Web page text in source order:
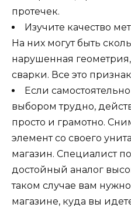
протечек.
Изучите качество
На них могут быть
нарушенная
сварки. Все это
Если
выбором трудно,
просто и грамотно.
элемент со своего
магазин. Специалист
достойный аналог
таком случае вам
магазине, куда вы